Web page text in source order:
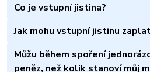
Co je vstupní jistina?
Jak mohu vstupní jistinu
Můžu během spoření
peněz, než kolik stanoví můj